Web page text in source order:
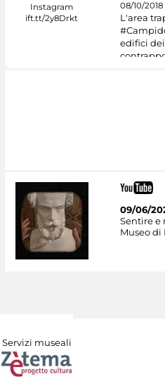
08/10/2018
L'area
edifici
09/06/
Sentire e
Museo di
Servizi museali